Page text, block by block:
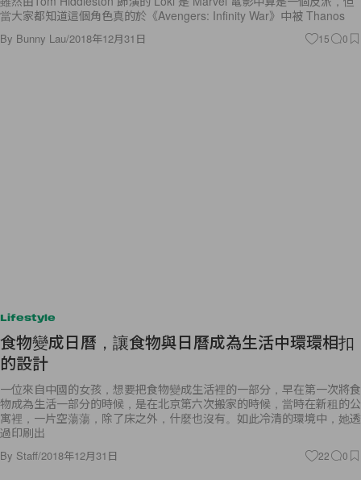
當大家都知道這個角色真的於《Avengers: Infinity War》中被 Thanos
By Bunny Lau/2018年12月31日 15 0
Lifestyle
食物變成日曆，讓食物與日曆成為生活中環環相扣
的設計
一位來自中國的女孩，想要把食物變成生活裡的一部分，早在第一次將食
物成為生活一部分的時候，是在北京第六次搬家的時候，當時在新租的公
寓裡，一片空蕩蕩，除了床之外，什麼也沒有。如此冷清的環境中，她透
過印刷出
By Staff/2018年12月31日 22 0